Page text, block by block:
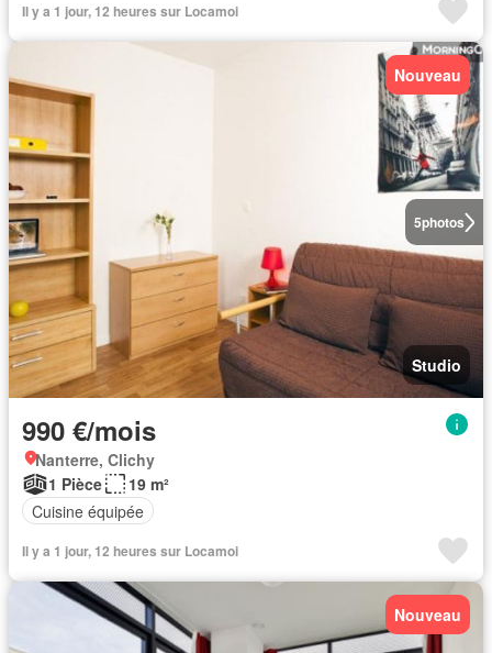
Il y a 1 jour, 12 heures sur Locamoi
5photos
Nouveau
Studio
990 €/mois
Nanterre, Clichy
1 Pièce
19 m²
Cuisine équipée
Il y a 1 jour, 12 heures sur Locamoi
Nouveau